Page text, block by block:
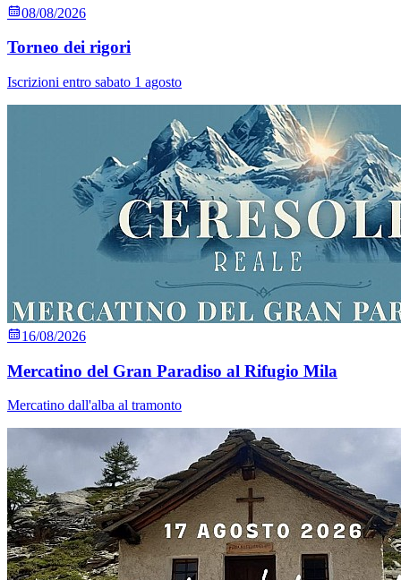
08/08/2026
Torneo dei rigori
Iscrizioni entro sabato 1 agosto
16/08/2026
Mercatino del Gran Paradiso al Rifugio Mila
Mercatino dall'alba al tramonto